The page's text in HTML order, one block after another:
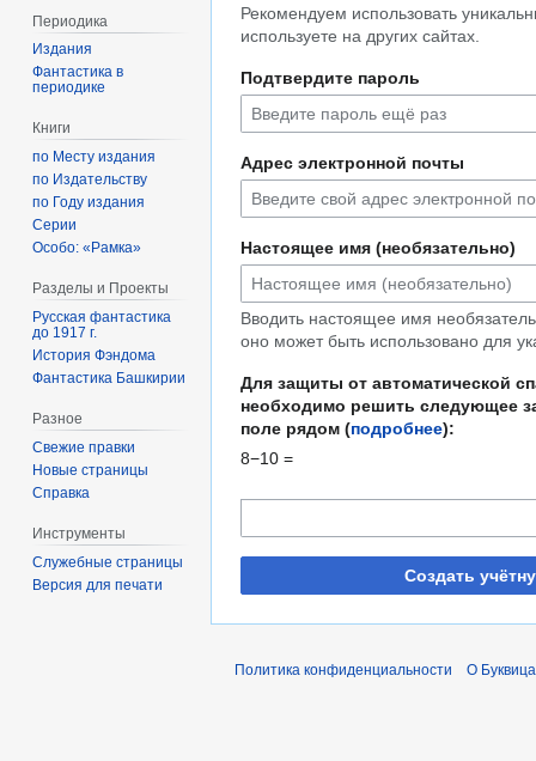
Рекомендуем использовать
используете на других сайтах.
Подтвердите пароль
Адрес электронной почты
Настоящее имя (необязательно)
Вводить настоящее имя
оно может быть использовано для
Для защиты от автоматической
необходимо решить следующее
поле рядом (подробнее):
8−10 =
Создать
Периодика
Издания
Фантастика в
периодике
Книги
по Месту издания
по Издательству
по Году издания
Серии
Особо: «Рамка»
Разделы и Проекты
Русская фантастика
до 1917 г.
История Фэндома
Фантастика Башкирии
Разное
Свежие правки
Новые страницы
Справка
Инструменты
Служебные страницы
Версия для печати
Политика конфиденциальности О Буквица